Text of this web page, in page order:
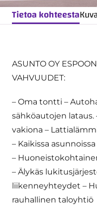
Tietoa kohteesta
ASUNTO OY
VAHVUUDET:
– Oma tontti –
sähköautojen
vakiona –
– Kaikissa
–
– Älykäs
liikenneyhteydet –
rauhallinen taloyhtiö